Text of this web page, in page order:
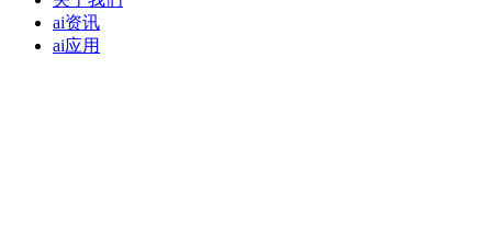
ai资讯
ai应用